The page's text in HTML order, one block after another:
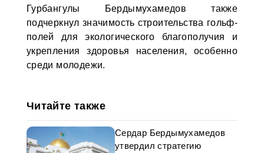
Гурбангулы Бердымухамедов также
подчеркнул значимость строительства гольф-
полей для экологического благополучия и
укрепления здоровья населения, особенно
среди молодежи.
Читайте также
Сердар Бердымухамедов
утвердил стратегию